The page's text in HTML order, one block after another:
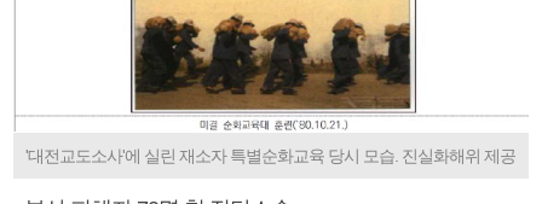
'대전교도소사'에 실린 재소자 특별순화교육 당시 모습. 진실화해위 제공